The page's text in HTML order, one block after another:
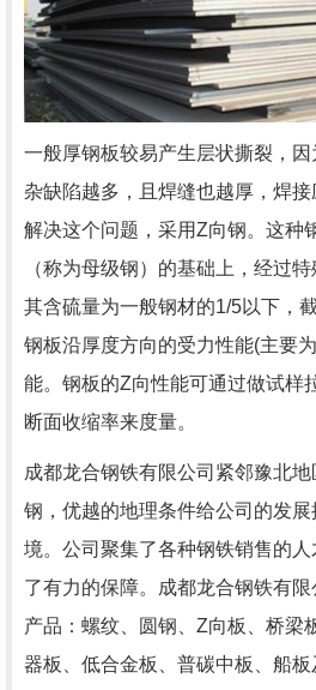
一般厚钢板较易产生层状撕裂，
杂缺陷越多，且焊缝也越厚，焊
解决这个问题，采用Z向钢。这种
（称为母级钢）的基础上，经过
其含硫量为一般钢材的1/5以下，
钢板沿厚度方向的受力性能(主要
能。钢板的Z向性能可通过做试样
断面收缩率来度量。
成都龙合钢铁有限公司紧邻豫北
钢，优越的地理条件给公司的发
境。公司聚集了各种钢铁销售的
了有力的保障。成都龙合钢铁有
产品：螺纹、圆钢、Z向板、桥梁
器板、低合金板、普碳中板、船